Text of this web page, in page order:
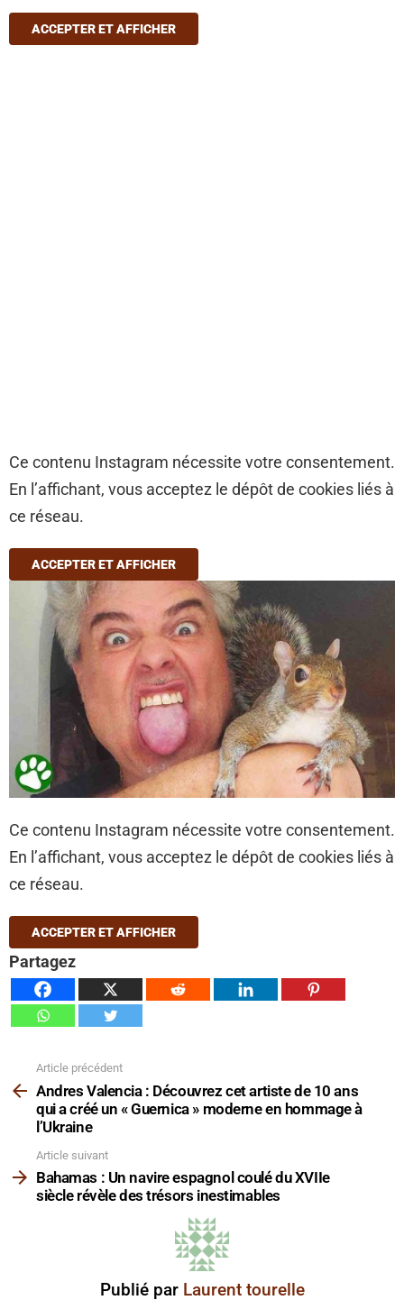
ACCEPTER ET AFFICHER
Ce contenu Instagram nécessite votre consentement.
En l’affichant, vous acceptez le dépôt de cookies liés à
ce réseau.
ACCEPTER ET AFFICHER
Ce contenu Instagram nécessite votre consentement.
En l’affichant, vous acceptez le dépôt de cookies liés à
ce réseau.
ACCEPTER ET AFFICHER
Partagez
plus
Article précédent
Andres Valencia : Découvrez cet artiste de 10 ans
qui a créé un « Guernica » moderne en hommage à
l’Ukraine
Article suivant
Bahamas : Un navire espagnol coulé du XVIIe
siècle révèle des trésors inestimables
Publié par Laurent tourelle